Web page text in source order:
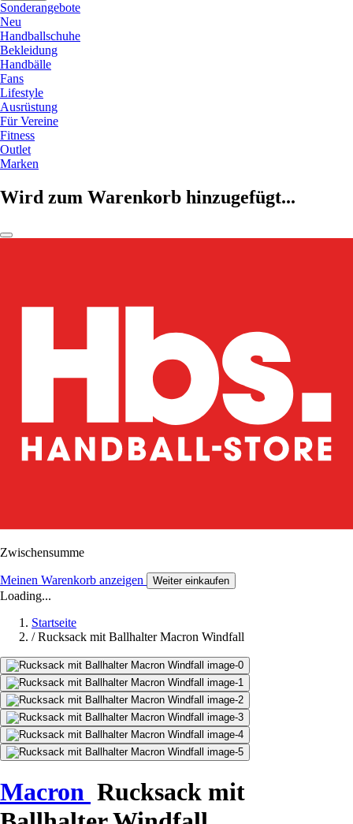
Sonderangebote
Neu
Handballschuhe
Bekleidung
Handbälle
Fans
Lifestyle
Ausrüstung
Für Vereine
Fitness
Outlet
Marken
Wird zum Warenkorb hinzugefügt...
Zwischensumme
Meinen Warenkorb anzeigen Weiter einkaufen
Loading...
Startseite
/ Rucksack mit Ballhalter Macron Windfall
Macron Rucksack mit